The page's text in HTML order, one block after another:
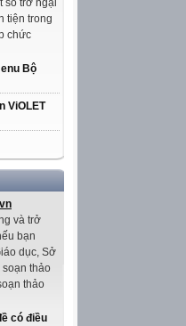
số trở ngại
tiện trong
chức
Bộ
ViOLET
và trở
bạn
dục, Sở
soạn thảo
thảo
có điều